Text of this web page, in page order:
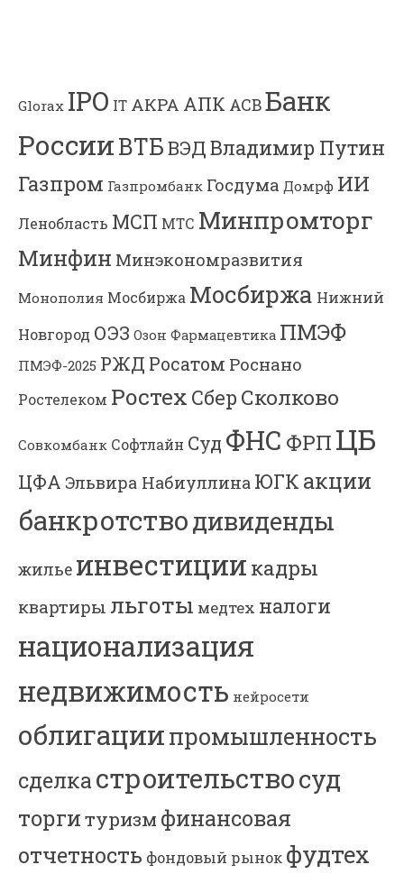
Glorax IPO IT АКРА АПК АСВБанк
РоссииВТБВЭДВладимир Путин
Газпром Газпромбанк Госдума Домрф ИИ
Ленобласть МСП МТС Минпромторг
Минфин Минэкономразвития
Монополия Мосбиржа Мосбиржа Нижний
Новгород ОЭЗ Озон Фармацевтика ПМЭФ
ПМЭФ-2025 РЖД Росатом Роснано
Ростелеком Ростех Сбер Сколково
Совкомбанк Софтлайн Суд ФНС ФРП ЦБ
ЦФА Эльвира Набиуллина ЮГК акции
банкротстводивиденды
жилье инвестиции кадры
квартиры льготы медтех налоги
национализация
недвижимость нейросети
облигациипромышленность
сделкастроительствосуд
торгитуризм финансовая
отчетность фондовый рынок фудтех